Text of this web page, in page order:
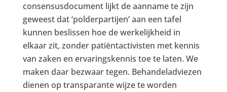
consensusdocument lijkt de aanname te zijn
geweest dat ‘polder­partijen’ aan een tafel
kunnen beslissen hoe de werkelijkheid in
elkaar zit, zonder patiëntactivisten met kennis
van zaken en ervaringskennis toe te laten. We
maken daar bezwaar tegen. Behandel­adviezen
dienen op transparante wijze te worden